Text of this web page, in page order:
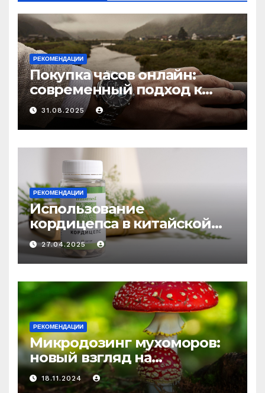
РЕКОМЕНДАЦИИ
Покупка часов онлайн:
современный подход к
выбору аксессуаров
31.08.2025
РЕКОМЕНДАЦИИ
Использование
кордицепса в китайской
медицине: природное
средство против усталости
и истощения
27.04.2025
РЕКОМЕНДАЦИИ
Микродозинг мухоморов:
новый взгляд на
психоделику
18.11.2024